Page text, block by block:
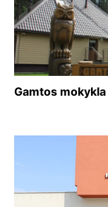
Gamtos